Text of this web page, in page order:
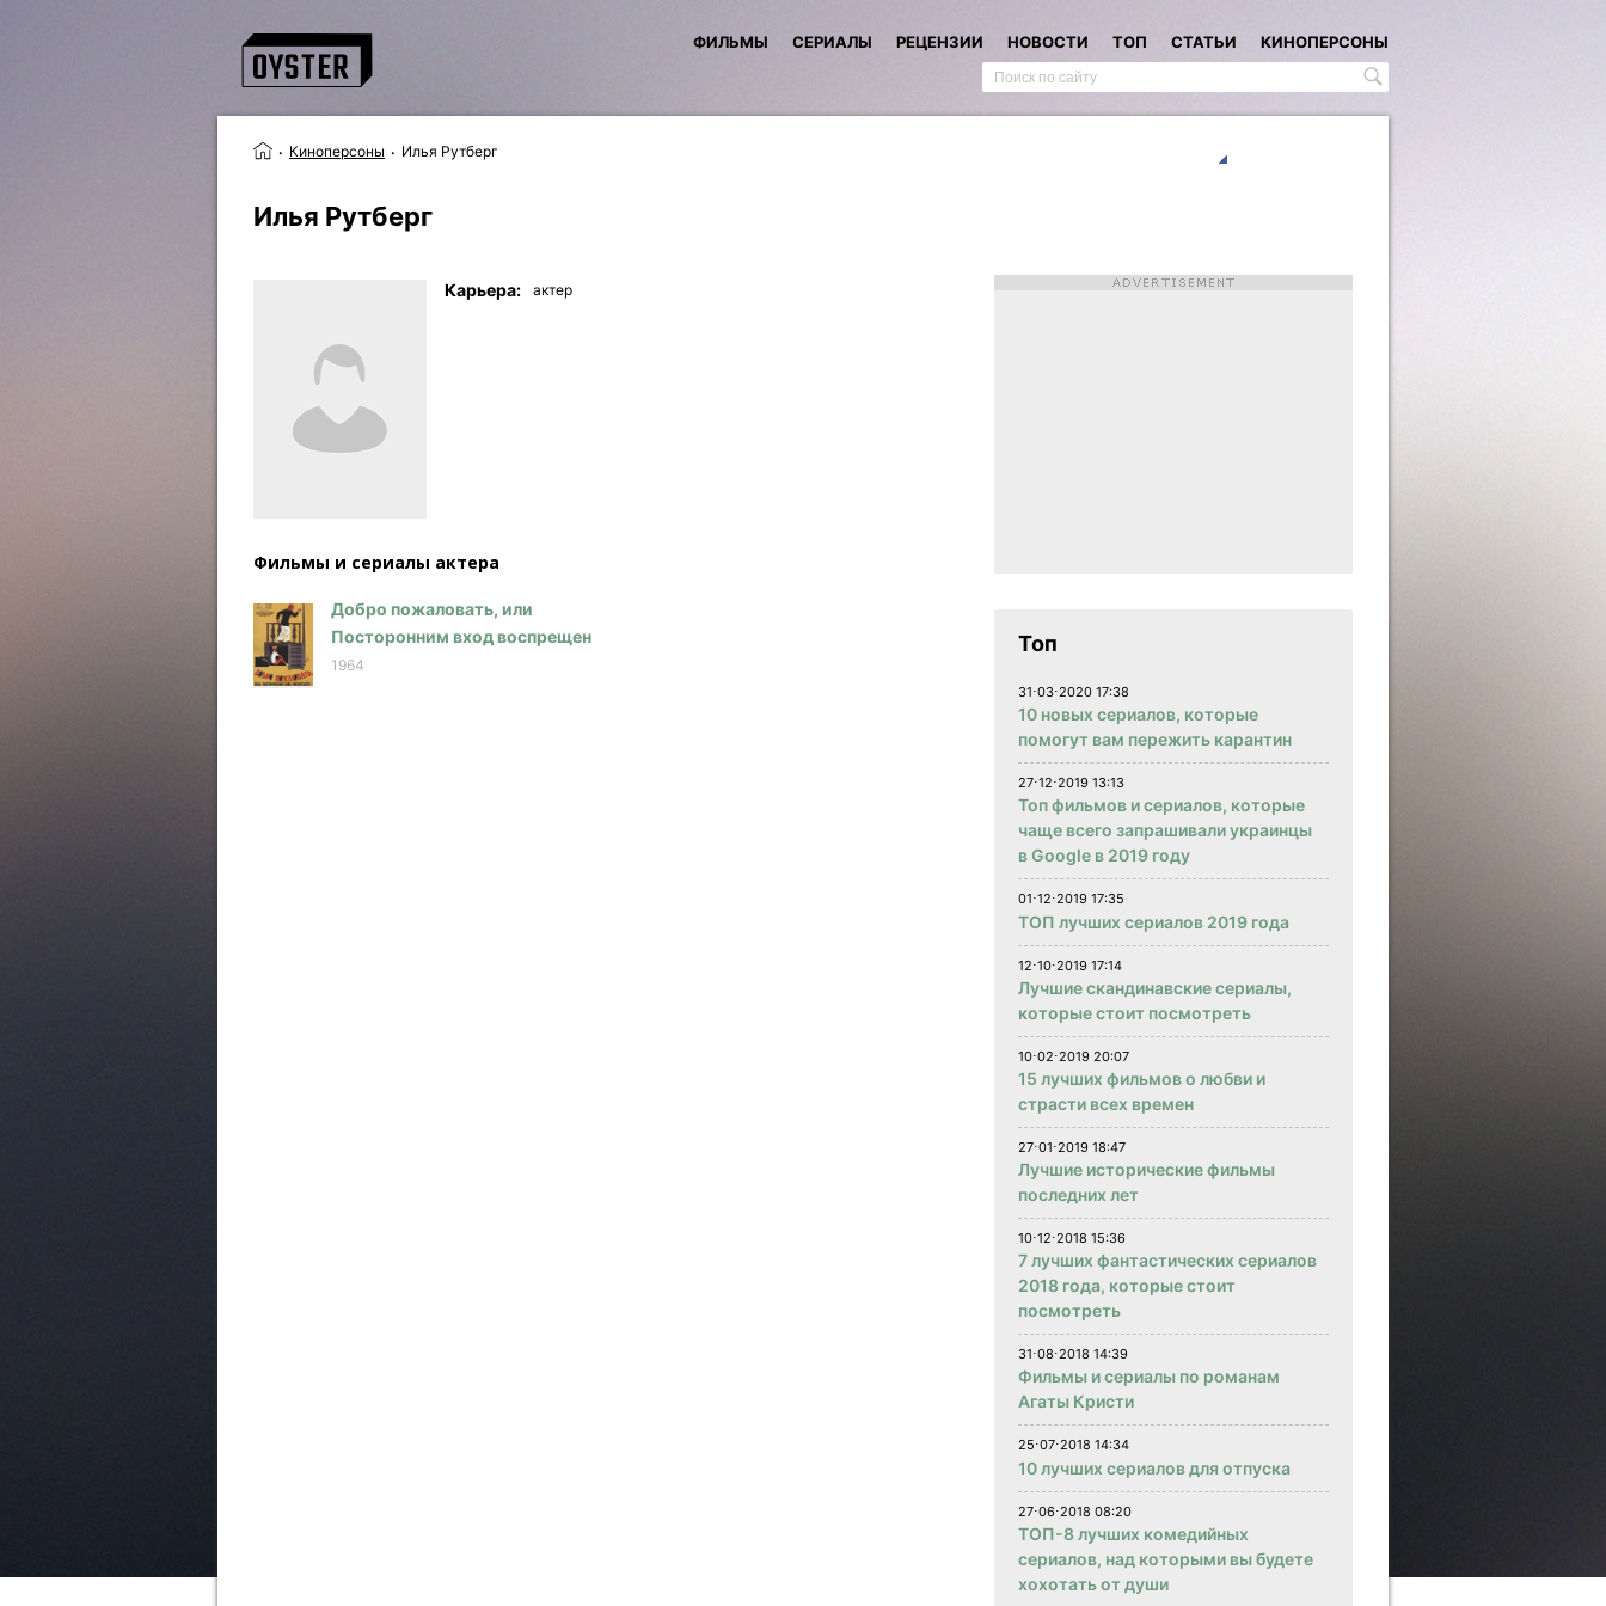
ФИЛЬМЫ СЕРИАЛЫ РЕЦЕНЗИИ НОВОСТИ ТОП СТАТЬИ КИНОПЕРСОНЫ
Киноперсоны Илья Рутберг
Илья Рутберг
Карьера: актер
Фильмы и сериалы актера
Добро пожаловать, или
Посторонним вход воспрещен
1964
Топ
31⋅03⋅2020 17:38
10 новых сериалов, которые
помогут вам пережить карантин
27⋅12⋅2019 13:13
Топ фильмов и сериалов, которые
чаще всего запрашивали украинцы
в Google в 2019 году
01⋅12⋅2019 17:35
ТОП лучших сериалов 2019 года
12⋅10⋅2019 17:14
Лучшие скандинавские сериалы,
которые стоит посмотреть
10⋅02⋅2019 20:07
15 лучших фильмов о любви и
страсти всех времен
27⋅01⋅2019 18:47
Лучшие исторические фильмы
последних лет
10⋅12⋅2018 15:36
7 лучших фантастических сериалов
2018 года, которые стоит
посмотреть
31⋅08⋅2018 14:39
Фильмы и сериалы по романам
Агаты Кристи
25⋅07⋅2018 14:34
10 лучших сериалов для отпуска
27⋅06⋅2018 08:20
ТОП-8 лучших комедийных
сериалов, над которыми вы будете
хохотать от души